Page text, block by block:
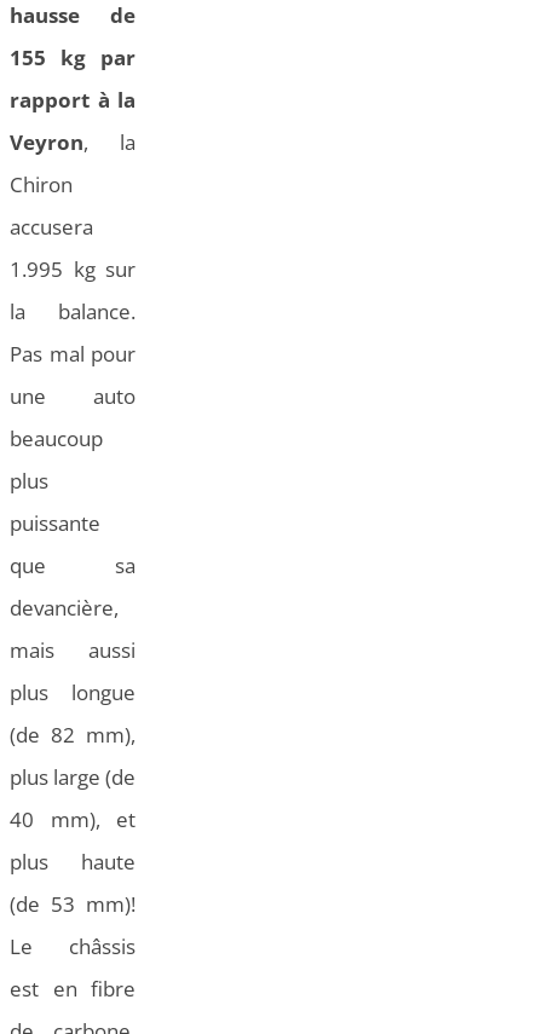
hausse de
155 kg par
rapport à la
Veyron, la
Chiron
accusera
1.995 kg sur
la balance.
Pas mal pour
une auto
beaucoup
plus
puissante
que sa
devancière,
mais aussi
plus longue
(de 82 mm),
plus large (de
40 mm), et
plus haute
(de 53 mm)!
Le châssis
est en fibre